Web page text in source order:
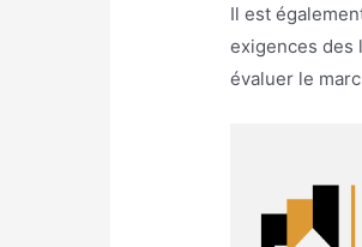
Il est
exigences des
évaluer le